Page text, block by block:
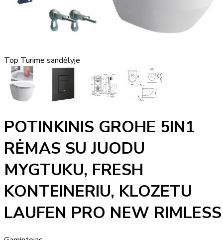
Top Turime sandėlyje
POTINKINIS GROHE 5IN1
RĖMAS SU JUODU
MYGTUKU, FRESH
KONTEINERIU, KLOZETU
LAUFEN PRO NEW RIMLESS